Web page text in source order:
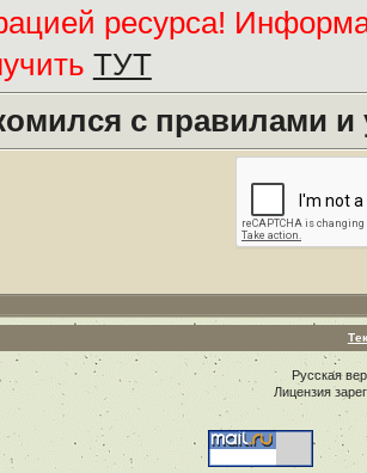
ресурса!
ТУТ
с правилами
Русская
Лицензия